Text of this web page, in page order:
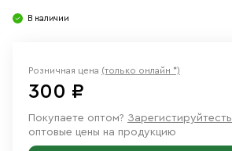
В наличии
Розничная цена (только онлайн *)
300 ₽
Покупаете оптом? Зарегистируйтесть
оптовые цены на продукцию